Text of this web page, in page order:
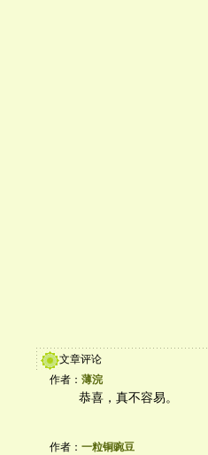
文章评论
作者： 薄浣
恭喜，真不容易。
作者： 一粒铜豌豆